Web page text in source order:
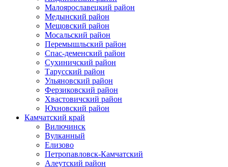
Малоярославецкий район
Медынский район
Мещовский район
Мосальский район
Перемышльский район
Спас-деменский район
Сухиничский район
Тарусский район
Ульяновский район
Ферзиковский район
Хвастовичский район
Юхновский район
Камчатский край
Вилючинск
Вулканный
Елизово
Петропавловск-Камчатский
Алеутский район